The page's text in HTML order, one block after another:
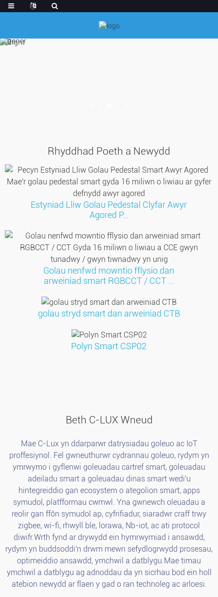
Rhyddhad Poeth a Newydd
Estyniad Lliw Golau Pedestal Clyfar Awyr
Agored P...
Golau nenfwd mowntio fflysio dan
arweiniad smart RGBCCT / CCT ...
golau stryd smart dan arweiniad CTB
Polyn Smart CSP02
Beth C-LUX Wneud
Mae C-Lux yn ddarparwr datrysiadau goleuo ac IoT
proffesiynol. Fel gwneuthurwr cydrannau goleuo, rydym yn
ymrwymo i gyflenwi goleuadau cartref smart, goleuadau
adeiladu smart a goleuadau dinas smart wedi'u
hintegreiddio gan ecosystem o ategolion smart, apps
symudol, platfformau cwmwl. Yna gwnewch oleuadau a
reolir gan ffôn symudol ap, cyfrifiadur, siaradwr craff trwy
zigbee, wi-fi, rhwyll ble, lorawa, Nb-iot, ac ati protocol
diwifr.Wrth fynd ar drywydd ein hymrwymiad i ansawdd,
rydym yn buddsoddi'n drwm mewn sefydlogrwydd prosesau,
optimeiddio ansawdd, ymchwil a datblygu.Mae timau
ymchwil a datblygu ag adnoddau da yn sicrhau bod ein holl
atebion newydd ar flaen y gad o ran technoleg ac arloesi.